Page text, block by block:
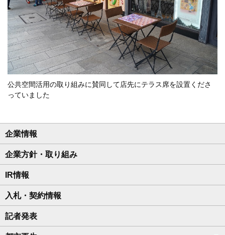
公共空間活用の取り組みに賛同して店先にテラス席を設置くださ
っていました
企業情報
企業方針・取り組み
IR情報
入札・契約情報
記者発表